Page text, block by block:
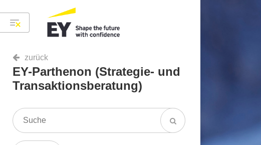
zurück
EY-Parthenon (Strategie- und
Transaktionsberatung)